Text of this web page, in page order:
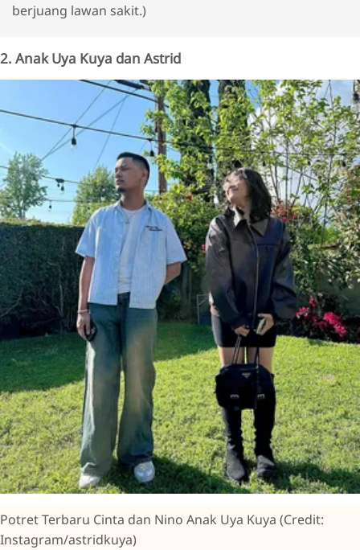
berjuang lawan sakit.)
2. Anak Uya Kuya dan Astrid
Potret Terbaru Cinta dan Nino Anak Uya Kuya (Credit:
Instagram/astridkuya)